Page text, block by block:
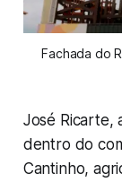
Fachada do
José Ricarte,
dentro do
Cantinho,